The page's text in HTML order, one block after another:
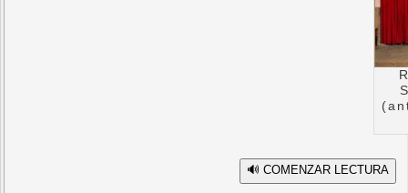
🔊 COMENZAR LECTURA